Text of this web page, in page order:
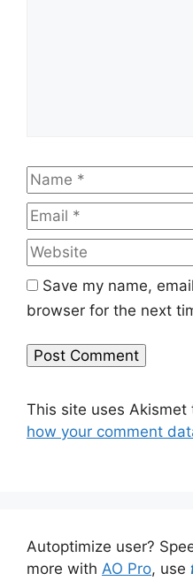
Name
Save my name,
browser for the next
This site uses Akismet
how your comment
Autoptimize user?
more with AO Pro, use